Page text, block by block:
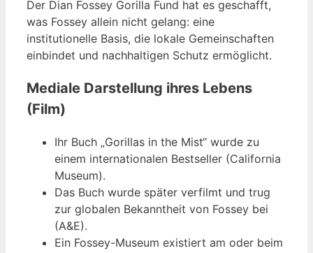
Der Dian Fossey Gorilla Fund hat es geschafft,
was Fossey allein nicht gelang: eine
institutionelle Basis, die lokale Gemeinschaften
einbindet und nachhaltigen Schutz ermöglicht.
Mediale Darstellung ihres Lebens
(Film)
Ihr Buch „Gorillas in the Mist“ wurde zu
einem internationalen Bestseller (California
Museum).
Das Buch wurde später verfilmt und trug
zur globalen Bekanntheit von Fossey bei
(A&E).
Ein Fossey-Museum existiert am oder beim